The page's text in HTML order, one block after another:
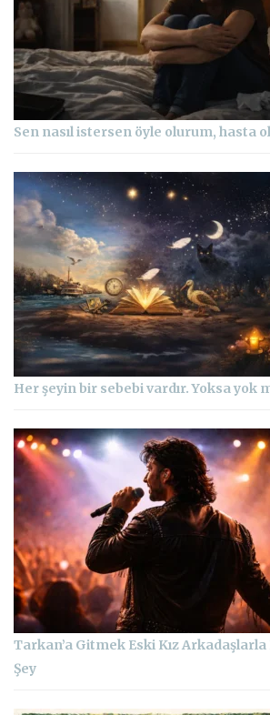
Sen nasıl istersen öyle olurum, hasta
Her şeyin bir sebebi vardır. Yoksa yok
Tarkan’a Gitmek Eski Kız
Şey